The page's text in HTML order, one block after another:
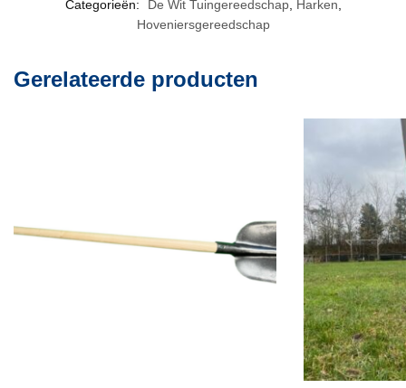
Categorieën: De Wit Tuingereedschap, Harken,
Hoveniersgereedschap
Gerelateerde producten